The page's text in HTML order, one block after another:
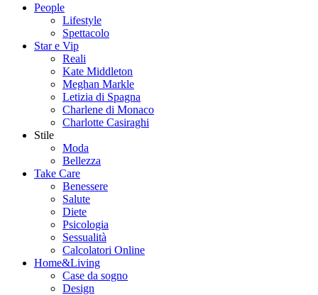
People
Lifestyle
Spettacolo
Star e Vip
Reali
Kate Middleton
Meghan Markle
Letizia di Spagna
Charlene di Monaco
Charlotte Casiraghi
Stile
Moda
Bellezza
Take Care
Benessere
Salute
Diete
Psicologia
Sessualità
Calcolatori Online
Home&Living
Case da sogno
Design